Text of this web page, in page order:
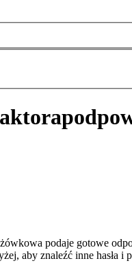
podaje gotowe
aby znaleźć inne hasła i